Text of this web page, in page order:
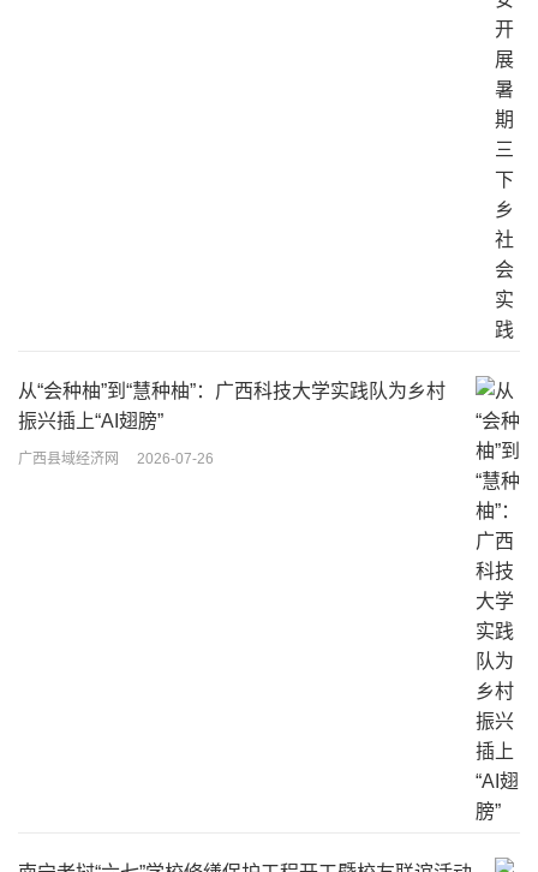
从“会种柚”到“慧种柚”：广西科技大学实践队为乡村
振兴插上“AI翅膀”
广西县域经济网 2026-07-26